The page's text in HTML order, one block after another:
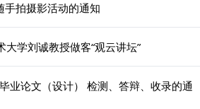
手拍摄影活动的通知
学刘诚教授做客“观云讲坛”
业论文（设计） 检测、答辩、收录的通